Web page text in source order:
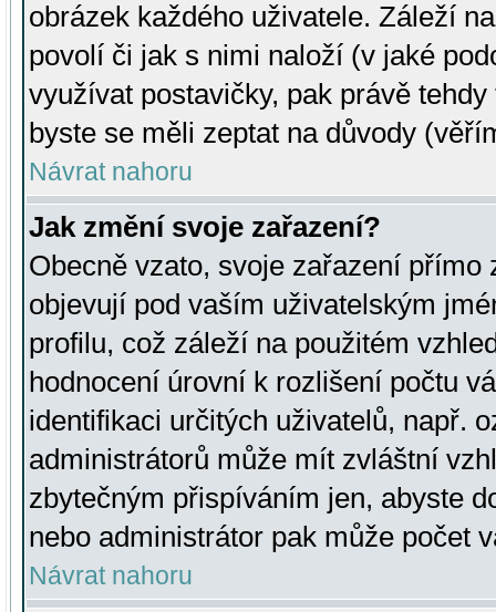
obrázek každého uživatele. Záleží
povolí či jak s nimi naloží (v jaké
využívat postavičky, pak právě
byste se měli zeptat na důvody
Návrat nahoru
Jak změní svoje zařazení?
Obecně vzato, svoje zařazení přímo
objevují pod vaším uživatelským
profilu, což záleží na použitém
hodnocení úrovní k rozlišení počtu
identifikaci určitých uživatelů, např.
administrátorů může mít zvláštní
zbytečným přispíváním jen, abyste
nebo administrátor pak může počet
Návrat nahoru